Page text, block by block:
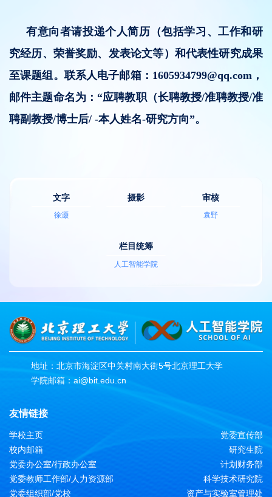
有意向者请投递个人简历（包括学习、工作和研
究经历、荣誉奖励、发表论文等）和代表性研究成果
至课题组。 联系人电子邮箱：1605934799@qq.com，
邮件主题命名为：“应聘教职（长聘教授/准聘教授/准
聘副教授/博士后/ -本人姓名-研究方向”。
文字
徐灏
摄影 审核
袁野
栏目统筹
人工智能学院
地址：北京市海淀区中关村南大街5号北京理工大学
学院邮箱：ai@bit.edu.cn
友情链接
学校主页
校内邮箱
党委办公室/行政办公室
党委教师工作部/人力资源部
党委组织部/党校
党委宣传部
研究生院
计划财务部
科学技术研究院
资产与实验室管理处